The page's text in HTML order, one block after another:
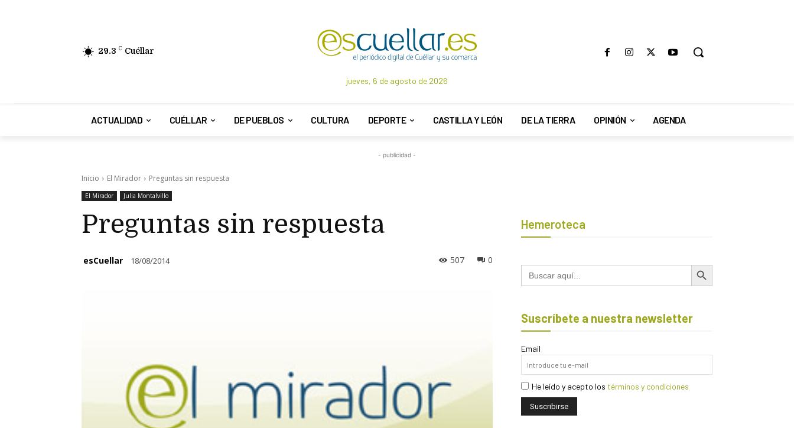
29.3 C Cuéllar
jueves, 6 de agosto de 2026
ACTUALIDAD CUÉLLAR DE PUEBLOS CULTURA DEPORTE CASTILLA Y LEÓN DE LA TIERRA OPINIÓN AGENDA
- publicidad -
Inicio El Mirador Preguntas sin respuesta
El Mirador Julia Montalvillo
Preguntas sin respuesta
esCuellar 18/08/2014 0
507
Hemeroteca
Buscar: Botón de búsqueda
Suscríbete a nuestra newsletter
Email
He leído y acepto los términos y condiciones